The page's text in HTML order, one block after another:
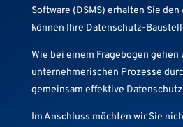
Software (DSMS) erhalten Sie
können Ihre Datenschutz-
Wie bei einem Fragebogen gehen
unternehmerischen Prozesse
gemeinsam effektive
Im Anschluss möchten wir Sie